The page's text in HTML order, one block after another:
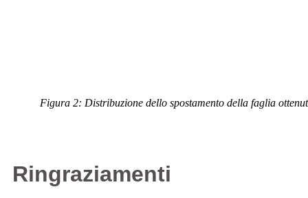
Figura 2: Distribuzione dello spostamento della faglia
Ringraziamenti